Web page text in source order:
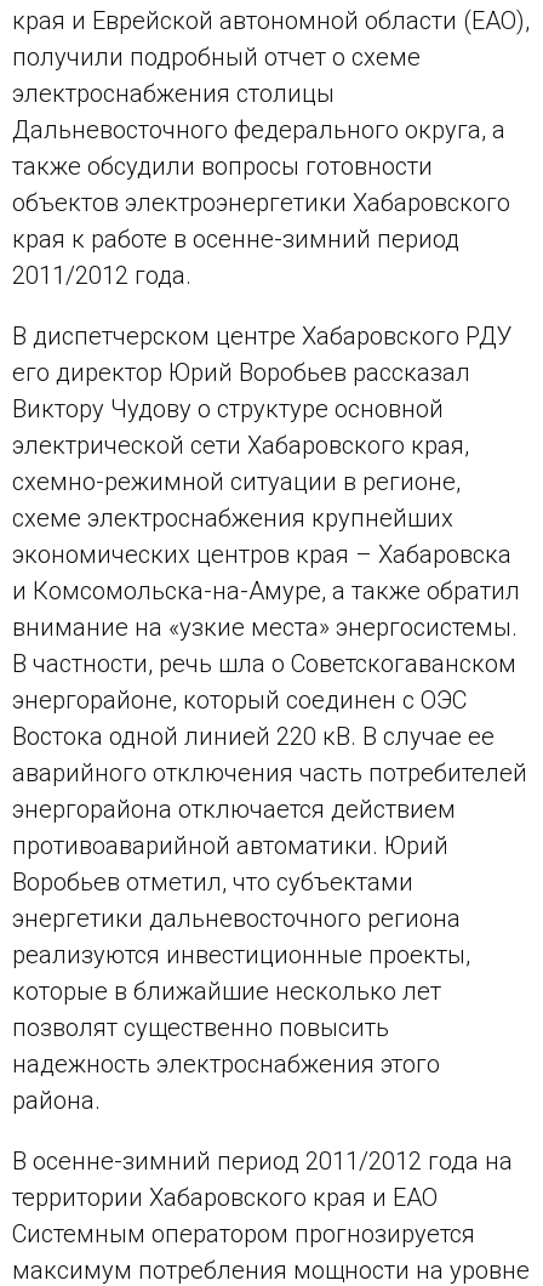
края и Еврейской автономной области (ЕАО),
получили подробный отчет о схеме
электроснабжения столицы
Дальневосточного федерального округа, а
также обсудили вопросы готовности
объектов электроэнергетики Хабаровского
края к работе в осенне-зимний период
2011/2012 года.
В диспетчерском центре Хабаровского РДУ
его директор Юрий Воробьев рассказал
Виктору Чудову о структуре основной
электрической сети Хабаровского края,
схемно-режимной ситуации в регионе,
схеме электроснабжения крупнейших
экономических центров края – Хабаровска
и Комсомольска-на-Амуре, а также обратил
внимание на «узкие места» энергосистемы.
В частности, речь шла о Советскогаванском
энергорайоне, который соединен с ОЭС
Востока одной линией 220 кВ. В случае ее
аварийного отключения часть потребителей
энергорайона отключается действием
противоаварийной автоматики. Юрий
Воробьев отметил, что субъектами
энергетики дальневосточного региона
реализуются инвестиционные проекты,
которые в ближайшие несколько лет
позволят существенно повысить
надежность электроснабжения этого
района.
В осенне-зимний период 2011/2012 года на
территории Хабаровского края и ЕАО
Системным оператором прогнозируется
максимум потребления мощности на уровне